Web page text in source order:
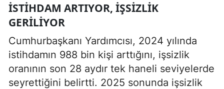
İSTIHDAM ARTIYOR, İŞSIZLIK
GERILIYOR
Cumhurbaşkanı Yardımcısı, 2024 yılında
istihdamın 988 bin kişi arttığını, işsizlik
oranının son 28 aydır tek haneli seviyelerde
seyrettiğini belirtti. 2025 sonunda işsizlik